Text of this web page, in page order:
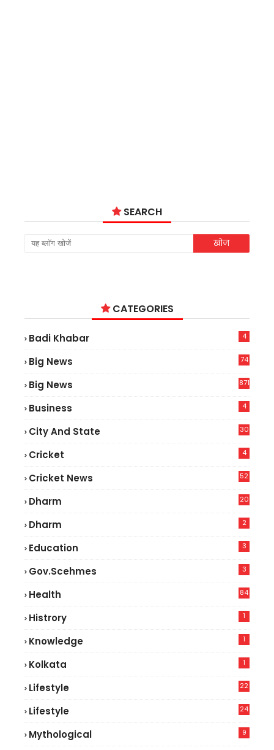
SEARCH
CATEGORIES
Badi Khabar 4
Big News
74
Big News 871
Business 4
City And State 30
Cricket 4
Cricket News
52
Dharm 20
Dharm 2
Education 3
Gov.scehmes 3
Health
84
Histrory 1
Knowledge 1
Kolkata 1
Lifestyle
22
Lifestyle
24
Mythological 9